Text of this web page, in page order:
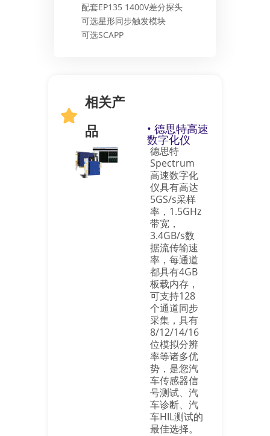
配套EP135 1400V差分探头
可选星形同步触发模块
可选SCAPP
相关产
品
• 德思特高速
数字化仪
德思特
Spectrum
高速数字化
仪具有高达
5GS/s采样
率，1.5GHz
带宽，
3.4GB/s数
据流传输速
率，每通道
都具有4GB
板载内存，
可支持128
个通道同步
采集，具有
8/12/14/16
位模拟分辨
率等诸多优
势，是您汽
车传感器信
号测试、汽
车诊断、汽
车HIL测试的
最佳选择。